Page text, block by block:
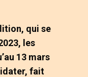
qui se
les
13 mars
fait